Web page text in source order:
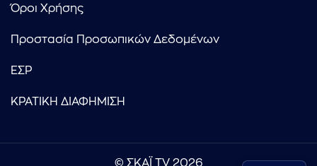
Όροι Χρήσης
Προστασία Προσωπικών Δεδομένων
ΕΣΡ
ΚΡΑΤΙΚΗ ΔΙΑΦΗΜΙΣΗ
© ΣΚΑΪ TV 2026